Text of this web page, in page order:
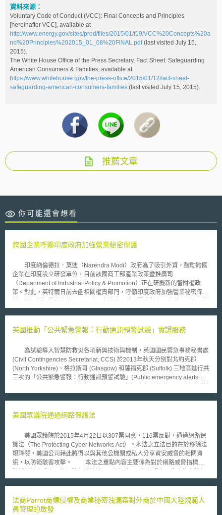
資料來源：
Voluntary Code of Conduct (VCC): Final Concepts and Principles
[hereinafter VCC], available at
http://www.energy.gov/sites/prod/files/2015/01/f19/VCC%20Concepts%20a
nd%20Principles%202015_01_08%20FINAL.pdf(last visited July 15,
2015).
The White House Office of the Press Secretary, Fact Sheet: Safeguarding
American Consumers & Families, available at
https://www.whitehouse.gov/the-press-office/2015/01/12/fact-sheet-
safeguarding-american-consumers-families (last visited July 15, 2015).
推薦文章
你可能還會想看
跨國企業呼籲印度政府加強營業秘密保護
印度納倫德拉．莫迪（Narendra Modi）政府為了吸引外資，鼓勵跨國
企業在印度設立研發單位，目前該國商工部產業政策暨推廣司
（Department of Industrial Policy & Promotion）正在研擬新的智財權政
策。對此，英特爾日前去函相關權責部門，呼籲印度政府加強營業秘密保
此嚇阻不法。 印度目前僅透過普通法及契約法相關原則保護營業秘
知識及技術。英特爾表示，當印度的資訊科技及創新持續成長時，有必要捨
為它們可能沒有足夠的資源，就其研發及創新申請專利。 美國貿易代
表Micheal Froman在雙邊貿易政策論壇中，也向印度商工部部長Nirmala
Sitharaman提出相關議題，但印度政府認為現有法制已足敷使用，僅允諾
將與美方代表交換法律文件，以便瞭解彼此法律規定。另名政府官員更明白
英國推動「公共緊急警報：行動通訊預警試驗」實證服務
為試驗導入智慧防救災各項新興技術與機制，英國國民緊急事務秘書處
(Civil Contingencies Secretariat, CCS) 於2013年秋天分別對北約克郡
(North Yorkshire)、格拉斯哥 (Glasgow) 和薩福克郡 (Suffolk) 三地區進行共
三次的「公共緊急警報：行動通訊預警試驗」(Public emergency alerts:
收訊息為出發點，進行有別於傳統預警系統之公共緊急預警系統試驗。此試
network operators) 和地方政府應變單位合作，雖係以行動電話為試驗主
包括「小型區域廣播服務」 (cell Broadcast service, CBS)，係以單點對多
點發送緊急簡訊，以及「以地區為基礎的簡訊」 (location-based SMS
messaging)，以群組方式發送簡訊至指定地區用戶，二種發佈緊急訊息的
方法為試驗。 北約克郡 (North Yorkshire)主要與EE進行發送緊急水災
緊急訊息給民眾。而薩福克郡(Suffolk)則是由於該區不僅於市中心具兩個火
車站，遊客也眾多，因此試驗場域以住商混合住宅區及處於該區的人民為
美國眾議院通過網路保護法
美國眾議院於2015年4月22日以307票同意，116票反對，通過網路保
護法（The Protecting Cyber Networks Act）。本法之立法目的在於移除法
規障礙，美國公司藉此將得以與其他公機關或私人分享資安威脅的相關資
訊，以防範駭客攻擊。 本法之重點內容主要係為對於網路威脅指標與
括「網路威脅指標」（cyber threat indicator）與「防禦辦法」（defensive
（國防部或國安局之外的）適當之聯邦機構（appropriate Federal
entities）。本法第102條規定，在符合機密資訊、情報來源與方法、以及隱
法商Parrot商標侵權及商業秘密洩漏案對外商於中國大陸規範人
員管理的啟發